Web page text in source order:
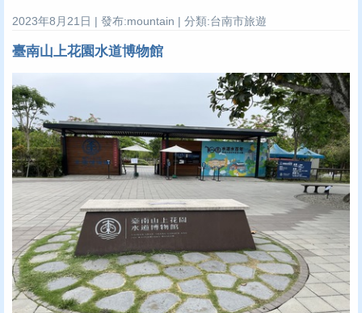
2023年8月21日 | 發布:mountain | 分類:台南市旅遊
臺南山上花園水道博物館